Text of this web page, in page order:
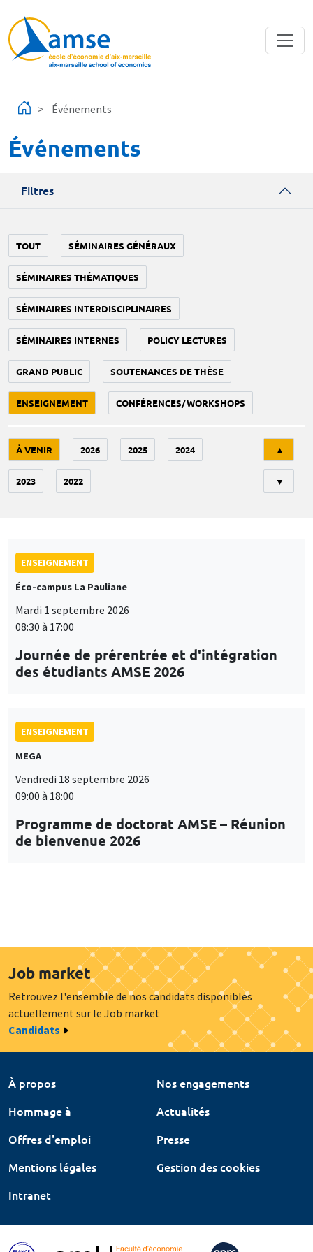
Événements
Événements
Filtres
TOUT SÉMINAIRES GÉNÉRAUX
SÉMINAIRES THÉMATIQUES
SÉMINAIRES INTERDISCIPLINAIRES
SÉMINAIRES INTERNES POLICY LECTURES
GRAND PUBLIC SOUTENANCES DE THÈSE
ENSEIGNEMENT CONFÉRENCES/WORKSHOPS
À VENIR 2026 2025 2024
2023 2022
▲
▼
ENSEIGNEMENT
Éco-campus La Pauliane
Mardi 1 septembre 2026
08:30 à 17:00
Journée de prérentrée et d'intégration
des étudiants AMSE 2026
ENSEIGNEMENT
MEGA
Vendredi 18 septembre 2026
09:00 à 18:00
Programme de doctorat AMSE – Réunion
de bienvenue 2026
Job market
Retrouvez l'ensemble de nos candidats disponibles
actuellement sur le Job market
Candidats
À propos
Nos engagements
Hommage à
Actualités
Offres d'emploi
Presse
Mentions légales
Gestion des cookies
Intranet